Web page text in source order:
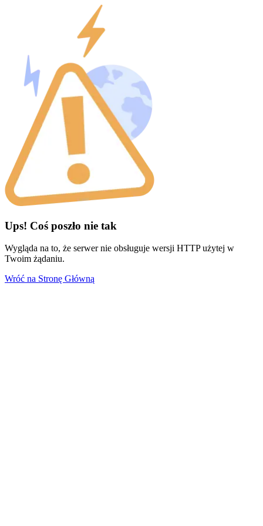
Ups! Coś poszło nie tak
Wygląda na to, że serwer nie obsługuje wersji HTTP użytej w
Twoim żądaniu.
Wróć na Stronę Główną